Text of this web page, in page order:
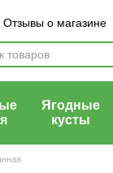
Отзывы о магазине
Ягодные
кусты